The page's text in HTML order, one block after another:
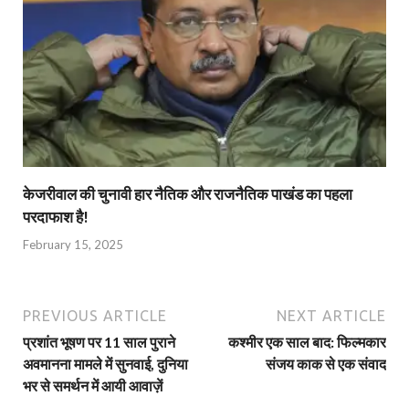
केजरीवाल की चुनावी हार नैतिक और राजनैतिक पाखंड का पहला
परदाफाश है!
February 15, 2025
PREVIOUS ARTICLE
प्रशांत भूषण पर 11 साल पुराने
अवमानना मामले में सुनवाई, दुनिया
भर से समर्थन में आयी आवाज़ें
NEXT ARTICLE
कश्मीर एक साल बाद: फिल्मकार
संजय काक से एक संवाद